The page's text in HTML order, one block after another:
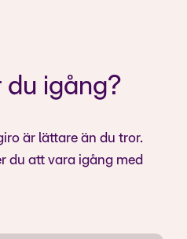
du igång?
är lättare än du tror.
du att vara igång med